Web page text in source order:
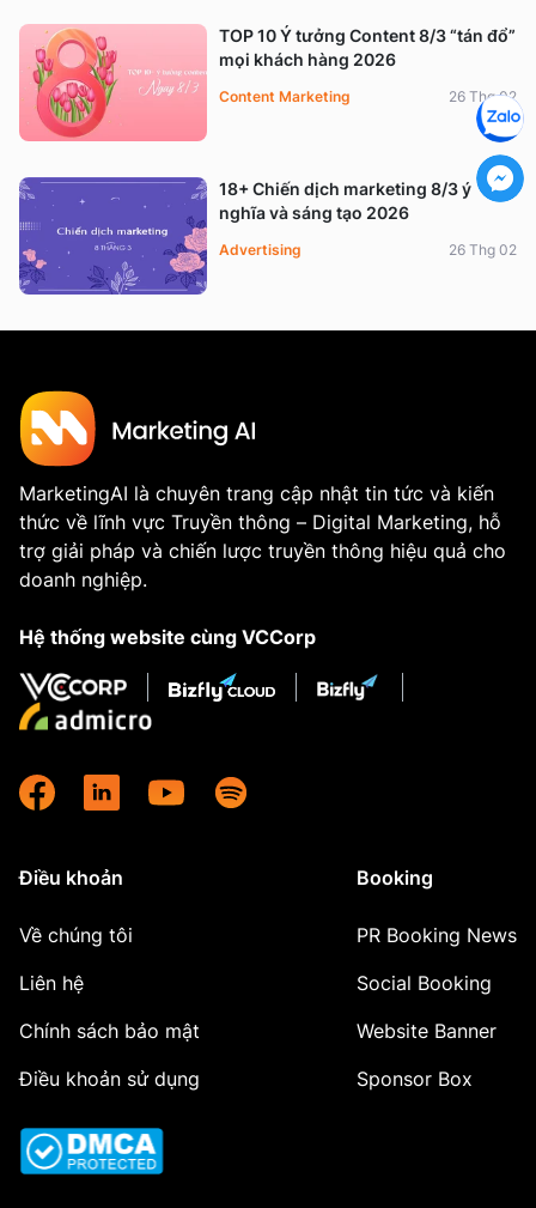
TOP 10 Ý tưởng Content 8/3 “tán đổ”
mọi khách hàng 2026
Content Marketing 26 Thg 02
18+ Chiến dịch marketing 8/3 ý
nghĩa và sáng tạo 2026
Advertising 26 Thg 02
MarketingAI là chuyên trang cập nhật tin tức và kiến
thức về lĩnh vực Truyền thông – Digital Marketing, hỗ
trợ giải pháp và chiến lược truyền thông hiệu quả cho
doanh nghiệp.
Hệ thống website cùng VCCorp
Điều khoản
Về chúng tôi
Liên hệ
Chính sách bảo mật
Điều khoản sử dụng
Booking
PR Booking News
Social Booking
Website Banner
Sponsor Box